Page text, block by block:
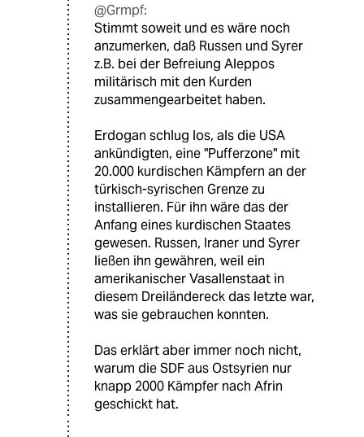
@Grmpf:
Stimmt soweit und es wäre noch
anzumerken, daß Russen und Syrer
z.B. bei der Befreiung Aleppos
militärisch mit den Kurden
zusammengearbeitet haben.
Erdogan schlug los, als die USA
ankündigten, eine "Pufferzone" mit
20.000 kurdischen Kämpfern an der
türkisch-syrischen Grenze zu
installieren. Für ihn wäre das der
Anfang eines kurdischen Staates
gewesen. Russen, Iraner und Syrer
ließen ihn gewähren, weil ein
amerikanischer Vasallenstaat in
diesem Dreiländereck das letzte war,
was sie gebrauchen konnten.
Das erklärt aber immer noch nicht,
warum die SDF aus Ostsyrien nur
knapp 2000 Kämpfer nach Afrin
geschickt hat.